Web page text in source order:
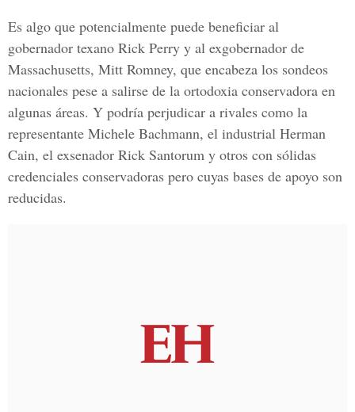
Es algo que potencialmente puede beneficiar al
gobernador texano Rick Perry y al exgobernador de
Massachusetts, Mitt Romney, que encabeza los sondeos
nacionales pese a salirse de la ortodoxia conservadora en
algunas áreas. Y podría perjudicar a rivales como la
representante Michele Bachmann, el industrial Herman
Cain, el exsenador Rick Santorum y otros con sólidas
credenciales conservadoras pero cuyas bases de apoyo son
reducidas.